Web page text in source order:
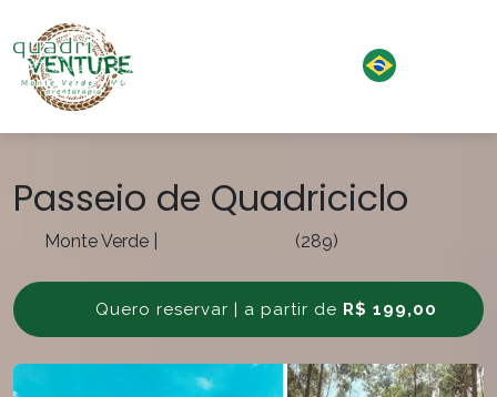
Passeio de Quadriciclo
Monte Verde (289)
Quero reservar | a partir de R$ 199,00